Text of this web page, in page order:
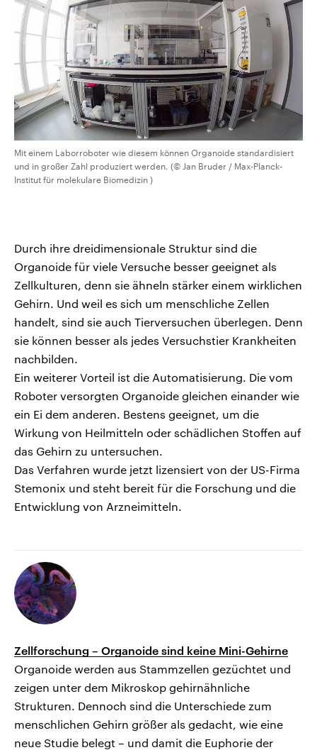
Mit einem Laborroboter wie diesem können Organoide standardisiert
und in großer Zahl produziert werden. (© Jan Bruder / Max-Planck-
Institut für molekulare Biomedizin )
Durch ihre dreidimensionale Struktur sind die
Organoide für viele Versuche besser geeignet als
Zellkulturen, denn sie ähneln stärker einem wirklichen
Gehirn. Und weil es sich um menschliche Zellen
handelt, sind sie auch Tierversuchen überlegen. Denn
sie können besser als jedes Versuchstier Krankheiten
nachbilden.
Ein weiterer Vorteil ist die Automatisierung. Die vom
Roboter versorgten Organoide gleichen einander wie
ein Ei dem anderen. Bestens geeignet, um die
Wirkung von Heilmitteln oder schädlichen Stoffen auf
das Gehirn zu untersuchen.
Das Verfahren wurde jetzt lizensiert von der US-Firma
Stemonix und steht bereit für die Forschung und die
Entwicklung von Arzneimitteln.
Zellforschung – Organoide sind keine Mini-Gehirne
Organoide werden aus Stammzellen gezüchtet und
zeigen unter dem Mikroskop gehirnähnliche
Strukturen. Dennoch sind die Unterschiede zum
menschlichen Gehirn größer als gedacht, wie eine
neue Studie belegt – und damit die Euphorie der